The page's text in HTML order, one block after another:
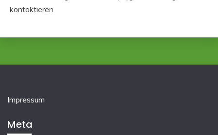
kontaktieren
Impressum
Meta